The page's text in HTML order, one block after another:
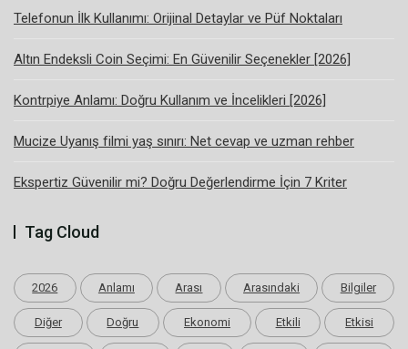
Telefonun İlk Kullanımı: Orijinal Detaylar ve Püf Noktaları
Altın Endeksli Coin Seçimi: En Güvenilir Seçenekler [2026]
Kontrpiye Anlamı: Doğru Kullanım ve İncelikleri [2026]
Mucize Uyanış filmi yaş sınırı: Net cevap ve uzman rehber
Ekspertiz Güvenilir mi? Doğru Değerlendirme İçin 7 Kriter
Tag Cloud
2026 Anlamı Arası Arasındaki Bilgiler
Diğer Doğru Ekonomi Etkili Etkisi